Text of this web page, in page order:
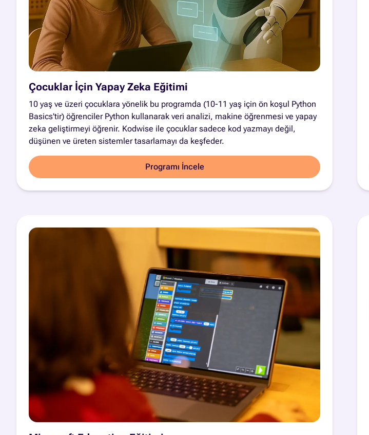
Çocuklar İçin Yapay Zeka Eğitimi
10 yaş ve üzeri çocuklara yönelik bu programda (10-11 yaş için ön koşul Python
Basics'tir) öğrenciler Python kullanarak veri analizi, makine öğrenmesi ve yapay
zeka geliştirmeyi öğrenir. Kodwise ile çocuklar sadece kod yazmayı değil,
düşünen ve üreten sistemler tasarlamayı da keşfeder.
Programı İncele